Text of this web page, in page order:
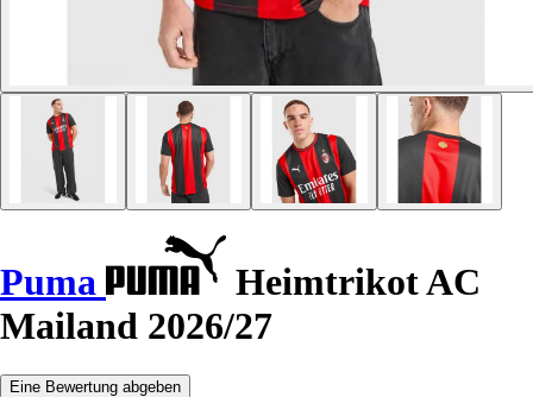
Puma
Heimtrikot AC
Mailand 2026/27
Eine Bewertung abgeben